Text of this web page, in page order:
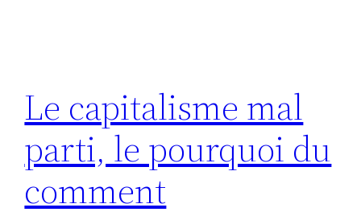
Le capitalisme mal
parti, le pourquoi du
comment